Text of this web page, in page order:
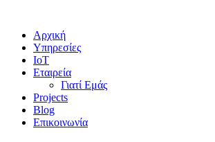
Αρχική
Υπηρεσίες
IoT
Εταιρεία
Γιατί Εμάς
Projects
Blog
Επικοινωνία